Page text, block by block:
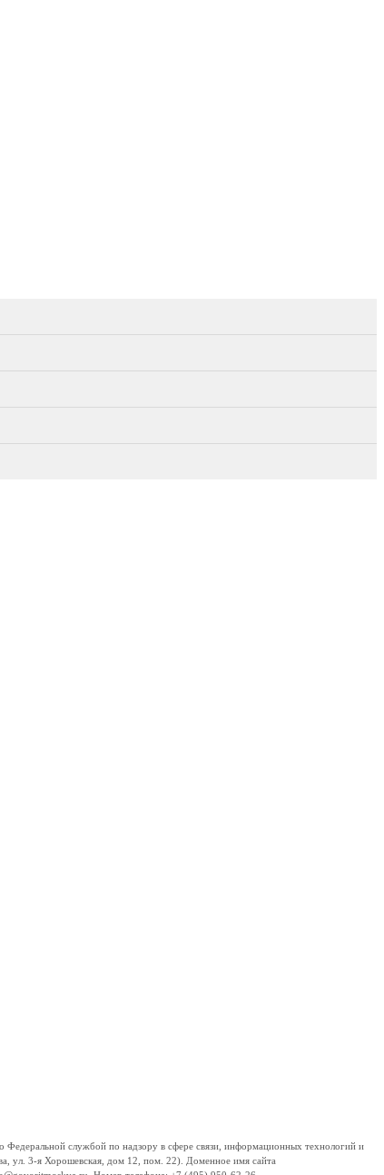
службой по надзору в сфере связи, информационных технологий и
ул. 3-я Хорошевская, дом 12, пом. 22). Доменное имя сайта